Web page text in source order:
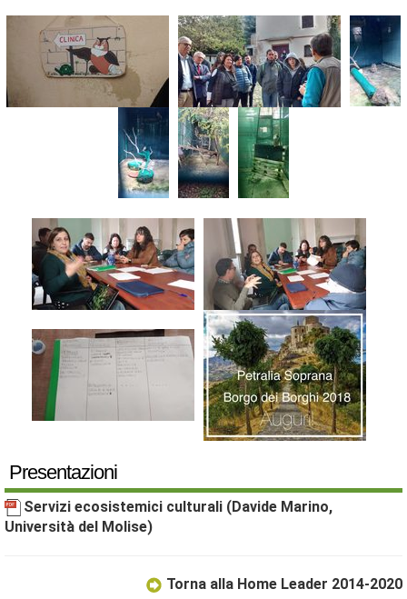
Presentazioni
Servizi ecosistemici culturali (Davide Marino,
Università del Molise)
Torna alla Home Leader 2014-2020